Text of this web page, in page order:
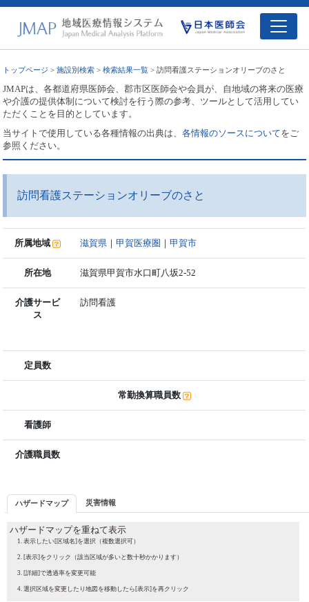
トップページ >施設別検索 >検索結果一覧 > 訪問看護ステーションオリーブのさと
JMAPは、各都道府県医師会、郡市区医師会や会員が、自地域の将来の医療
や介護の提供体制について検討を行う際の参考、ツールとして活用してい
ただくことを目的としています。
当サイトで使用している各種情報の出典は、各情報のソースについてをご
参照ください。
訪問看護ステーションオリーブのさと
所属地域 滋賀県 ｜甲賀医療圏 ｜甲賀市
所在地 滋賀県甲賀市水口町八坂2-52
介護サービ
ス
訪問看護
定員数
常勤換算職員数
看護師
介護職員数
ハザードマップ 災害情報
ハザードマップを重ねて表示
表示したい[区域名]を選択（複数選択可）
[表示]をクリック（該当区域が多いと数十秒かかります）
[詳細]で透過率を変更可能
選択区域を変更したり地図を移動したら[表示]を再クリック